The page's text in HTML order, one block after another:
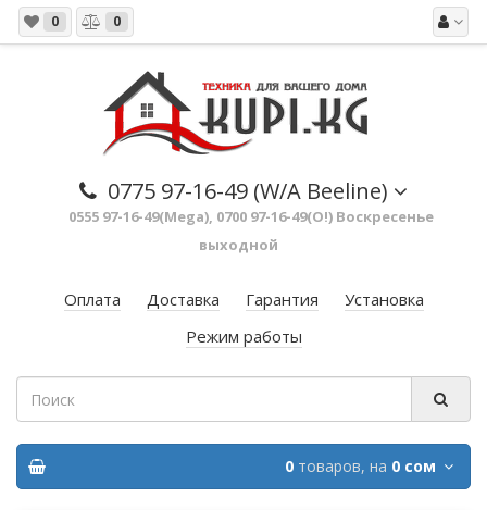
0 0
0775 97-16-49 (W/A Beeline)
0555 97-16-49(Mega), 0700 97-16-49(O!) Воскресенье
выходной
Оплата Доставка Гарантия
Установка
Режим работы
0 товаров, на 0 сом